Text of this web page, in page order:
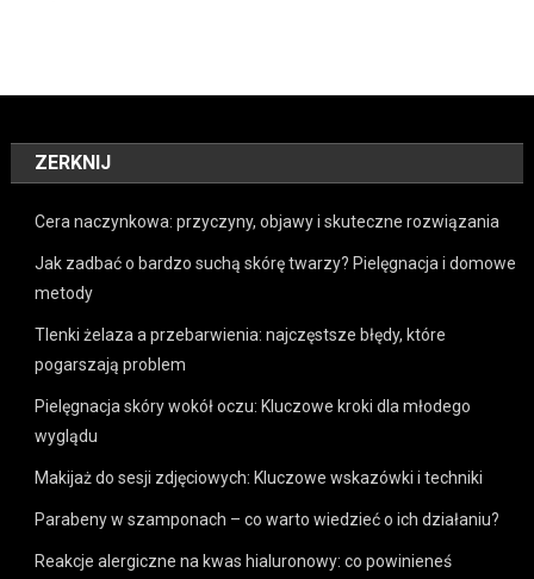
ZERKNIJ
Cera naczynkowa: przyczyny, objawy i skuteczne rozwiązania
Jak zadbać o bardzo suchą skórę twarzy? Pielęgnacja i domowe
metody
Tlenki żelaza a przebarwienia: najczęstsze błędy, które
pogarszają problem
Pielęgnacja skóry wokół oczu: Kluczowe kroki dla młodego
wyglądu
Makijaż do sesji zdjęciowych: Kluczowe wskazówki i techniki
Parabeny w szamponach – co warto wiedzieć o ich działaniu?
Reakcje alergiczne na kwas hialuronowy: co powinieneś